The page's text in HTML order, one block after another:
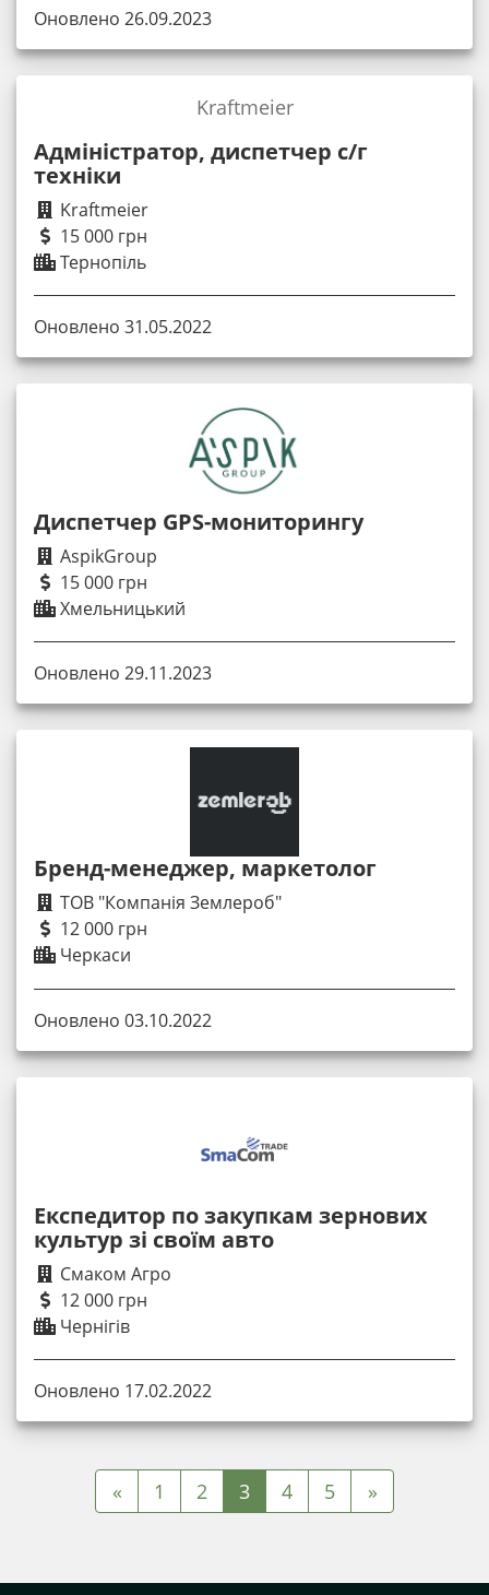
Оновлено 26.09.2023
Адміністратор, диспетчер с/г
техніки
Kraftmeier
15 000 грн
Тернопіль
Kraftmeier
Оновлено 31.05.2022
Диспетчер GPS-мониторингу
AspikGroup
15 000 грн
Хмельницький
Оновлено 29.11.2023
Бренд-менеджер, маркетолог
ТОВ "Компанія Землероб"
12 000 грн
Черкаси
Оновлено 03.10.2022
Експедитор по закупкам зернових
культур зі своїм авто
Смаком Агро
12 000 грн
Чернігів
Оновлено 17.02.2022
« 1 2 3 4 5 »